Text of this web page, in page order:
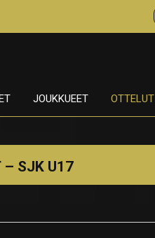
JOUKKUEET OTTELUT
– SJK U17